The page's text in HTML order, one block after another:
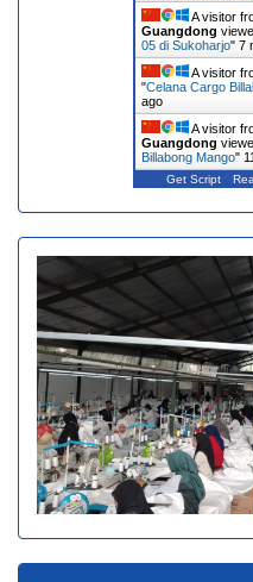
A visitor
Guangdong
05 di Sukoharjo" 7
A visitor
"Celana Cargo
ago
A visitor
Guangdong
Billabong Mango"
Get Script